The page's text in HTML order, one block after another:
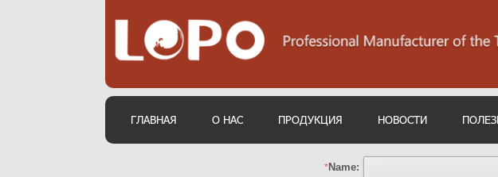
ГЛАВНАЯ О НАС ПРОДУКЦИЯ НОВОСТИ
*Name: